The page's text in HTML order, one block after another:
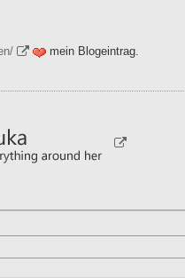
mein Blogeintrag.